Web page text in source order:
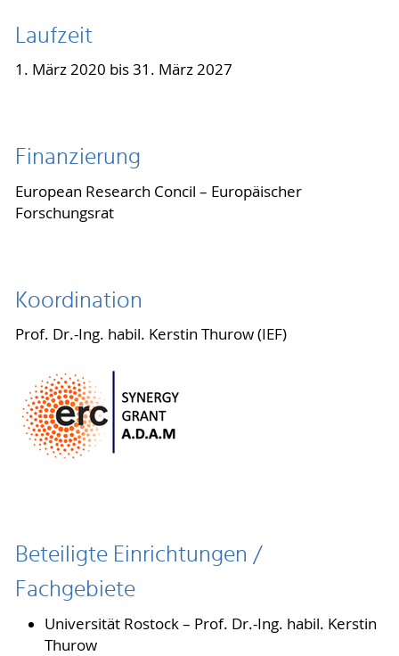
Laufzeit
1. März 2020 bis 31. März 2027
Finanzierung
European Research Concil – Europäischer
Forschungsrat
Koordination
Prof. Dr.-Ing. habil. Kerstin Thurow (IEF)
Beteiligte Einrichtungen /
Fachgebiete
Universität Rostock – Prof. Dr.-Ing. habil. Kerstin
Thurow